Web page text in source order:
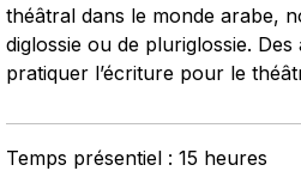
théâtral dans le monde arabe,
diglossie ou de pluriglossie.
pratiquer l’écriture pour le
Temps présentiel : 15 heures